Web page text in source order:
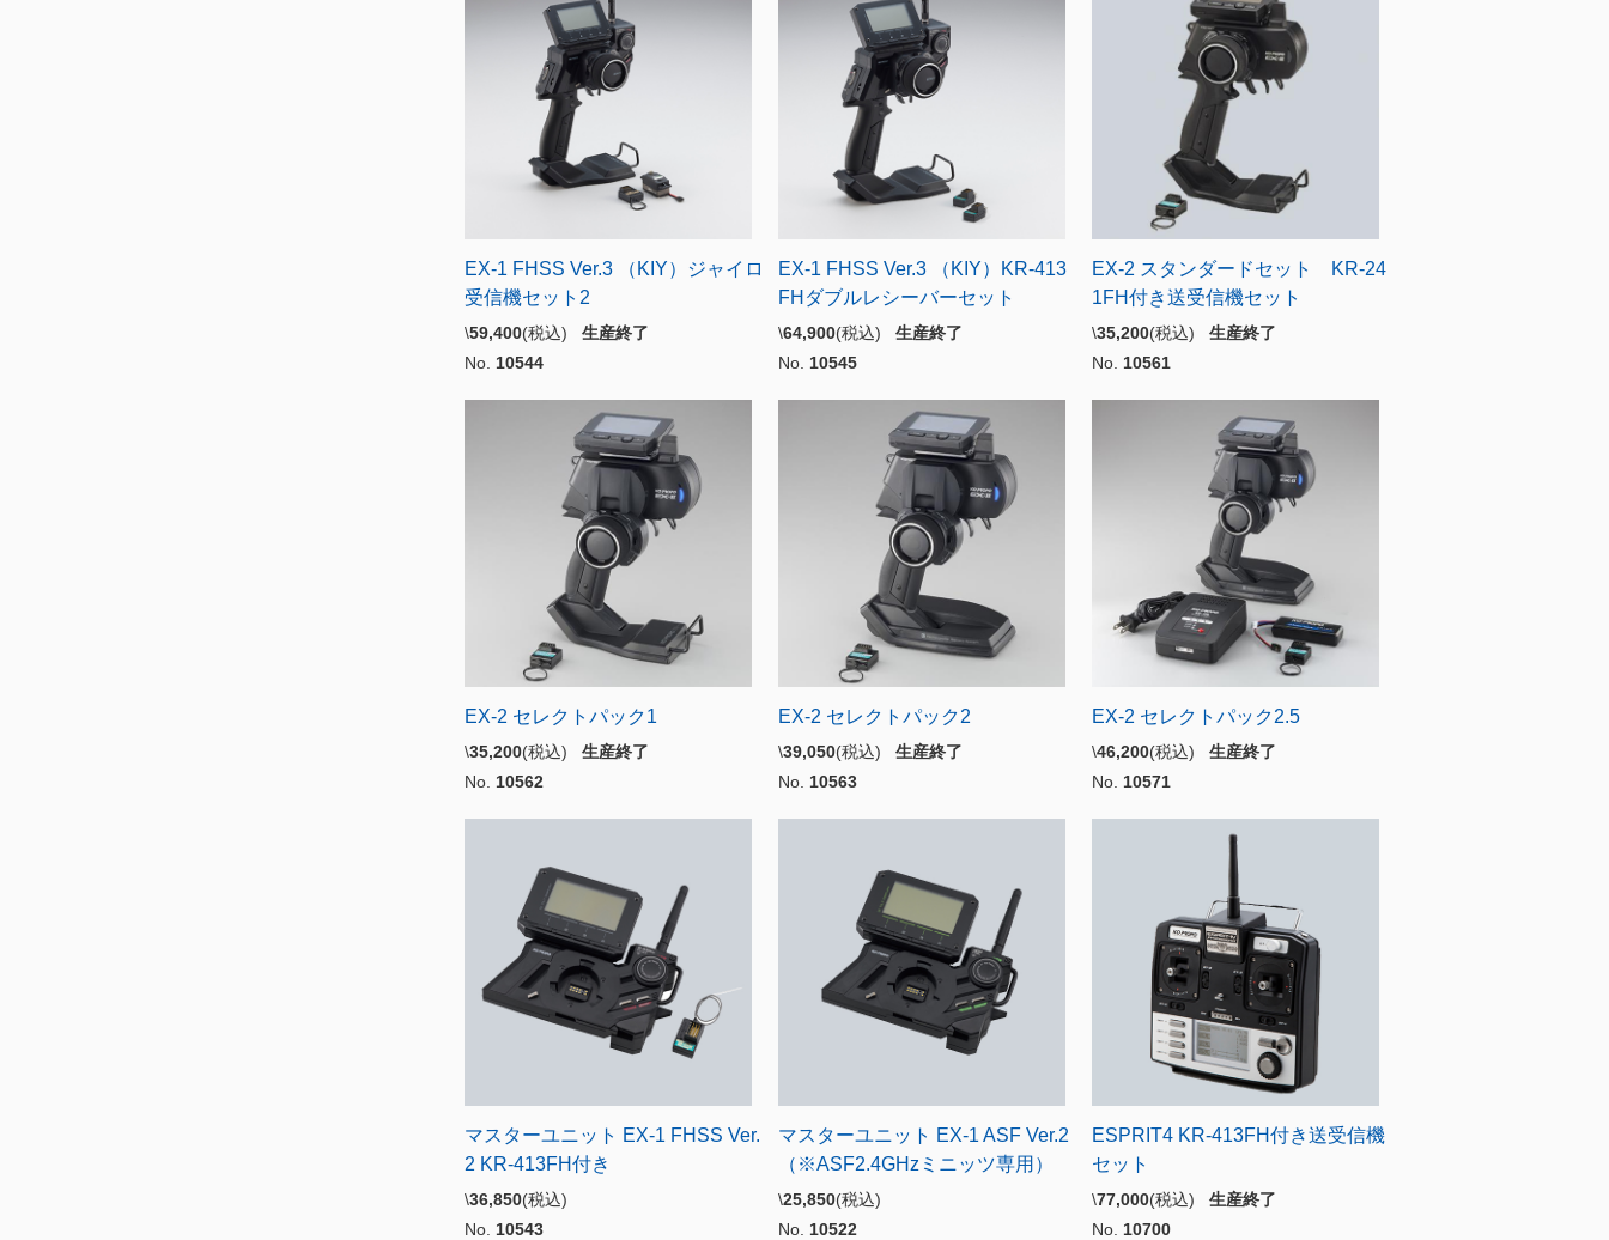
EX-1 FHSS Ver.3 （KIY）ジャイロ
受信機セット2
\59,400(税込) 生産終了
No. 10544
EX-1 FHSS Ver.3 （KIY）KR-413
FHダブルレシーバーセット
\64,900(税込) 生産終了
No. 10545
EX-2 スタンダードセット KR-24
1FH付き送受信機セット
\35,200(税込) 生産終了
No. 10561
EX-2 セレクトパック1
\35,200(税込) 生産終了
No. 10562
EX-2 セレクトパック2
\39,050(税込) 生産終了
No. 10563
EX-2 セレクトパック2.5
\46,200(税込) 生産終了
No. 10571
マスターユニット EX-1 FHSS Ver.
2 KR-413FH付き
\36,850(税込)
No. 10543
マスターユニット EX-1 ASF Ver.2
（※ASF2.4GHzミニッツ専用）
\25,850(税込)
No. 10522
ESPRIT4 KR-413FH付き送受信機
セット
\77,000(税込) 生産終了
No. 10700